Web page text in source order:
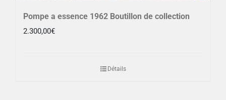
Pompe a essence 1962 Boutillon de collection
2.300,00€
Détails